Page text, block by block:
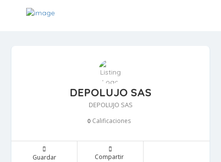
DEPOLUJO SAS
DEPOLUJO SAS
0 Calificaciones
Guardar Compartir